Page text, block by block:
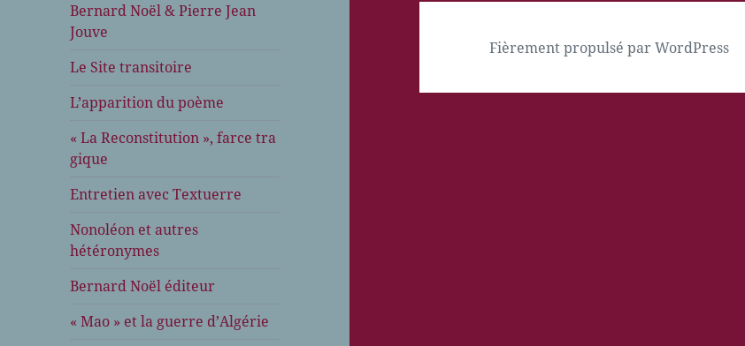
Bernard Noël & Pierre Jean
Jouve
Le Site transitoire
L’apparition du poème
« La Reconstitution », farce tra
gique
Entretien avec Textuerre
Nonoléon et autres
hétéronymes
Bernard Noël éditeur
« Mao » et la guerre d’Algérie
Fièrement propulsé par WordPress